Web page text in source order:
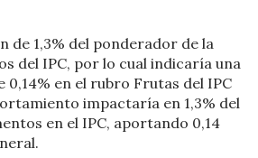
de 1,3% del ponderador de la
del IPC, por lo cual indicaría una
0,14% en el rubro Frutas del IPC
impactaría en 1,3% del
en el IPC, aportando 0,14